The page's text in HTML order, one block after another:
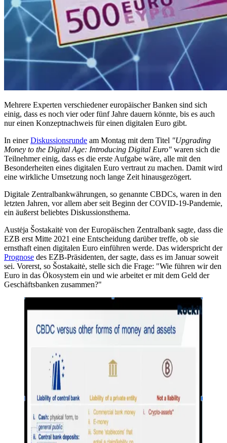
Mehrere Experten verschiedener europäischer Banken sind sich
einig, dass es noch vier oder fünf Jahre dauern könnte, bis es auch
nur einen Konzeptnachweis für einen digitalen Euro gibt.
In einerDiskussionsrunde am Montag mit dem Titel "Upgrading
Money to the Digital Age: Introducing Digital Euro" waren sich die
Teilnehmer einig, dass es die erste Aufgabe wäre, alle mit den
Besonderheiten eines digitalen Euro vertraut zu machen. Damit wird
eine wirkliche Umsetzung noch lange Zeit hinausgezögert.
Digitale Zentralbankwährungen, so genannte CBDCs, waren in den
letzten Jahren, vor allem aber seit Beginn der COVID-19-Pandemie,
ein äußerst beliebtes Diskussionsthema.
Austėja Šostakaitė von der Europäischen Zentralbank sagte, dass die
EZB erst Mitte 2021 eine Entscheidung darüber treffe, ob sie
ernsthaft einen digitalen Euro einführen werde. Das widerspricht der
Prognose des EZB-Präsidenten, der sagte, dass es im Januar soweit
sei. Vorerst, so Šostakaitė, stelle sich die Frage: "Wie führen wir den
Euro in das Ökosystem ein und wie arbeitet er mit dem Geld der
Geschäftsbanken zusammen?"